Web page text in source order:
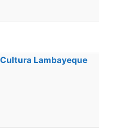
Cultura Lambayeque